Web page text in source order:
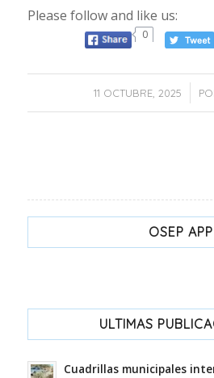
Please follow and like us:
0
11 OCTUBRE, 2025
/
OSEP APP
ULTIMAS
Cuadrillas municipales